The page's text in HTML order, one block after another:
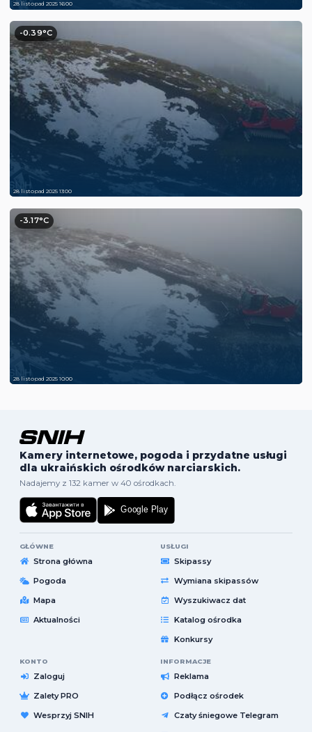
28 listopad 2025 16:00
-0.39°C
28 listopad 2025 13:00
-3.17°C
28 listopad 2025 10:00
Kamery internetowe, pogoda i przydatne usługi
dla ukraińskich ośrodków narciarskich.
Nadajemy z 132 kamer w 40 ośrodkach.
GŁÓWNE
Strona główna
Pogoda
Mapa
Aktualności
USŁUGI
Skipassy
Wymiana skipassów
Wyszukiwacz dat
Katalog ośrodka
Konkursy
KONTO
Zaloguj
Zalety PRO
Wesprzyj SNIH
INFORMACJE
Reklama
Podłącz ośrodek
Czaty śniegowe Telegram